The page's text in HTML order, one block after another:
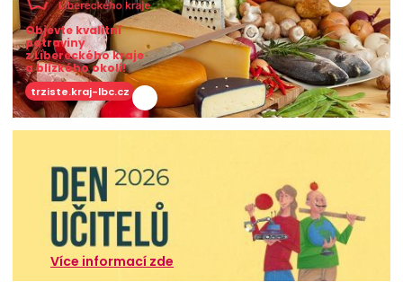
Objevte kvalitní
potraviny
z Libereckého kraje
a blízkého okolí!
trziste.kraj-lbc.cz
Více informací zde